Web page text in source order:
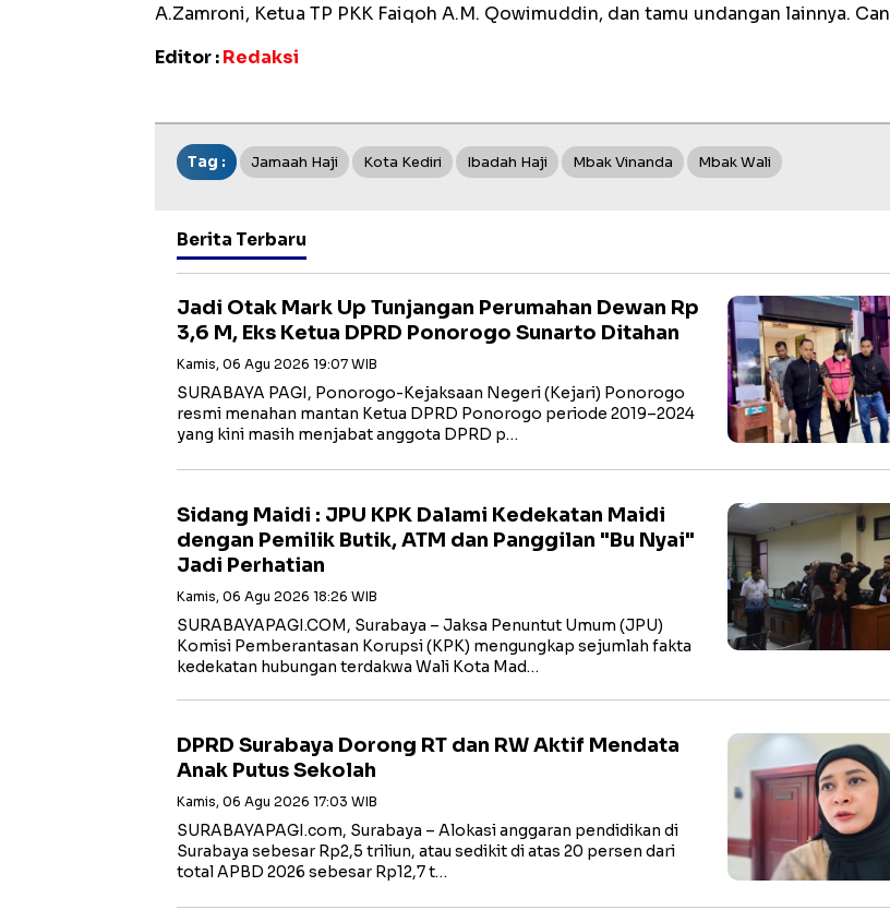
A.Zamroni, Ketua TP PKK Faiqoh A.M. Qowimuddin, dan tamu undangan lainnya. Can
Editor :Redaksi
Tag : Jamaah Haji Kota Kediri Ibadah Haji Mbak Vinanda Mbak Wali
Berita Terbaru
Jadi Otak Mark Up Tunjangan Perumahan Dewan Rp
3,6 M, Eks Ketua DPRD Ponorogo Sunarto Ditahan
Kamis, 06 Agu 2026 19:07 WIB
SURABAYA PAGI, Ponorogo-Kejaksaan Negeri (Kejari) Ponorogo
resmi menahan mantan Ketua DPRD Ponorogo periode 2019–2024
yang kini masih menjabat anggota DPRD p…
Sidang Maidi : JPU KPK Dalami Kedekatan Maidi
dengan Pemilik Butik, ATM dan Panggilan "Bu Nyai"
Jadi Perhatian
Kamis, 06 Agu 2026 18:26 WIB
‎SURABAYAPAGI.COM, Surabaya – Jaksa Penuntut Umum (JPU)
Komisi Pemberantasan Korupsi (KPK) mengungkap sejumlah fakta
kedekatan hubungan terdakwa Wali Kota Mad…
DPRD Surabaya Dorong RT dan RW Aktif Mendata
Anak Putus Sekolah
Kamis, 06 Agu 2026 17:03 WIB
SURABAYAPAGI.com, Surabaya – Alokasi anggaran pendidikan di
Surabaya sebesar Rp2,5 triliun, atau sedikit di atas 20 persen dari
total APBD 2026 sebesar Rp12,7 t…